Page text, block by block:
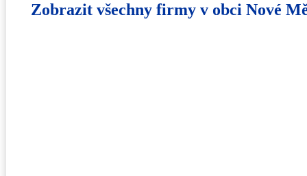
Zobrazit všechny firmy v obci Nové